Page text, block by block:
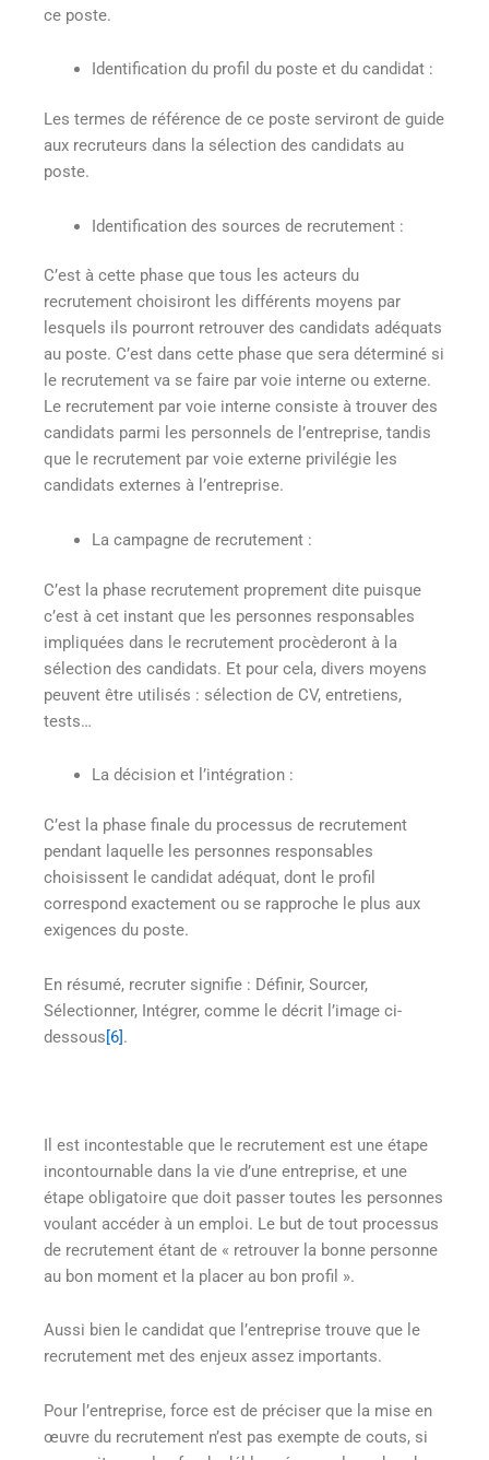
ce poste.
Identification du profil du poste et du candidat :
Les termes de référence de ce poste serviront de guide
aux recruteurs dans la sélection des candidats au
poste.
Identification des sources de recrutement :
C’est à cette phase que tous les acteurs du
recrutement choisiront les différents moyens par
lesquels ils pourront retrouver des candidats adéquats
au poste. C’est dans cette phase que sera déterminé si
le recrutement va se faire par voie interne ou externe.
Le recrutement par voie interne consiste à trouver des
candidats parmi les personnels de l’entreprise, tandis
que le recrutement par voie externe privilégie les
candidats externes à l’entreprise.
La campagne de recrutement :
C’est la phase recrutement proprement dite puisque
c’est à cet instant que les personnes responsables
impliquées dans le recrutement procèderont à la
sélection des candidats. Et pour cela, divers moyens
peuvent être utilisés : sélection de CV, entretiens,
tests…
La décision et l’intégration :
C’est la phase finale du processus de recrutement
pendant laquelle les personnes responsables
choisissent le candidat adéquat, dont le profil
correspond exactement ou se rapproche le plus aux
exigences du poste.
En résumé, recruter signifie : Définir, Sourcer,
Sélectionner, Intégrer, comme le décrit l’image ci-
dessous[6].
Il est incontestable que le recrutement est une étape
incontournable dans la vie d’une entreprise, et une
étape obligatoire que doit passer toutes les personnes
voulant accéder à un emploi. Le but de tout processus
de recrutement étant de « retrouver la bonne personne
au bon moment et la placer au bon profil ».
Aussi bien le candidat que l’entreprise trouve que le
recrutement met des enjeux assez importants.
Pour l’entreprise, force est de préciser que la mise en
œuvre du recrutement n’est pas exempte de couts, si